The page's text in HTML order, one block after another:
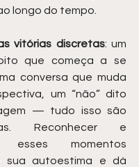
longo do tempo.
vitórias discretas: um
que começa a se
conversa que muda
um “não” dito
— tudo isso são
Reconhecer e
esses momentos
sua autoestima e dá